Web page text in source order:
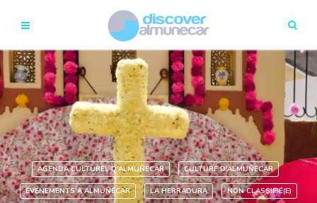
AGENDA CULTUREL D'ALMUÑECAR CULTURE D'ALMUÑECAR
ÉVÉNEMENTS À ALMUÑÉCAR LA HERRADURA NON CLASSIFIÉ(E)